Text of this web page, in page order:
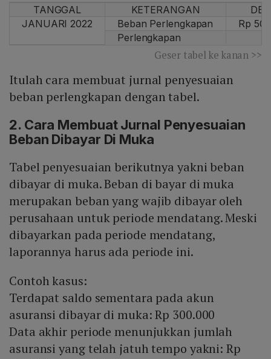
TANGGAL KETERANGAN
JANUARI 2022
Beban Perlengkapan
Rp
Perlengkapan
Geser tabel ke kanan >>
Itulah cara membuat jurnal penyesuaian
beban perlengkapan dengan tabel.
2. Cara Membuat Jurnal Penyesuaian
Beban Dibayar Di Muka
Tabel penyesuaian berikutnya yakni beban
dibayar di muka. Beban di bayar di muka
merupakan beban yang wajib dibayar oleh
perusahaan untuk periode mendatang. Meski
dibayarkan pada periode mendatang,
laporannya harus ada periode ini.
Contoh kasus:
Terdapat saldo sementara pada akun
asuransi dibayar di muka: Rp 300.000
Data akhir periode menunjukkan jumlah
asuransi yang telah jatuh tempo yakni: Rp